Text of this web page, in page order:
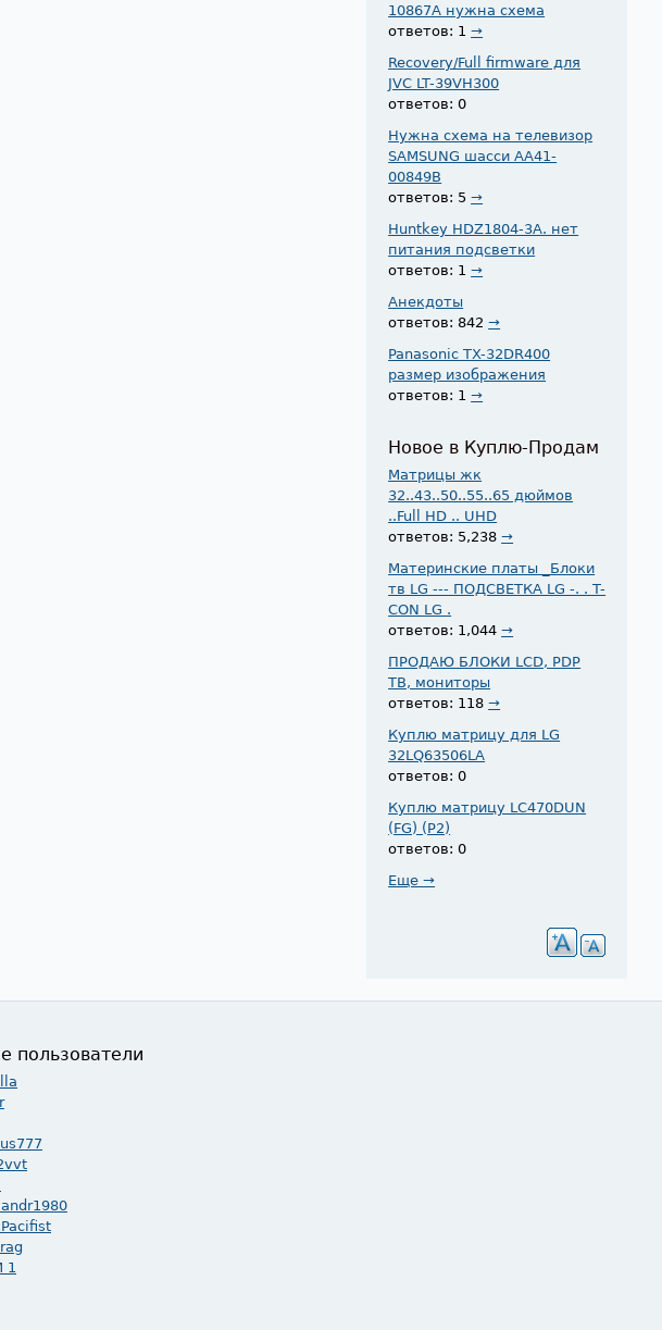
10867A нужна схема
ответов: 1→
Recovery/Full firmware для
JVC LT-39VH300
ответов: 0
Нужна схема на телевизор
SAMSUNG шасси AA41-
00849B
ответов: 5→
Huntkey HDZ1804-3A. нет
питания подсветки
ответов: 1→
Анекдоты
ответов: 842→
Panasonic TX-32DR400
размер изображения
ответов: 1→
Новое в Куплю-Продам
Матрицы жк
32..43..50..55..65 дюймов
..Full HD .. UHD
ответов: 5,238→
Материнские платы _Блоки
тв LG --- ПОДСВЕТКА LG -. . T-
CON LG .
ответов: 1,044→
ПРОДАЮ БЛОКИ LCD, PDP
ТВ, мониторы
ответов: 118→
Куплю матрицу для LG
32LQ63506LA
ответов: 0
Куплю матрицу LC470DUN
(FG) (P2)
ответов: 0
Еще →
пользователи
1